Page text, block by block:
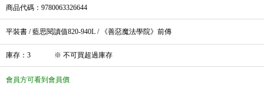
商品代碼 ：9780063326644
平裝書 / 藍思閱讀值820-940L / 《善惡魔法學院》前傳
庫存 ： 3 ※ 不可買超過庫存
會員方可看到會員價